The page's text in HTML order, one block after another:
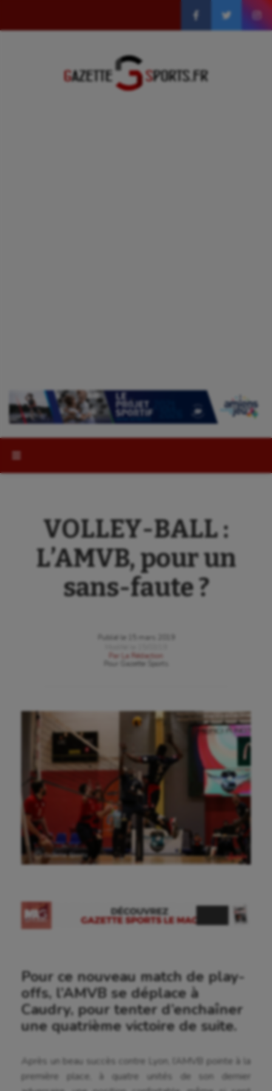
VOLLEY-BALL :
L’AMVB, pour un
sans-faute ?
Publié le
15 mars 2019
Par
La Rédaction
Gazette Sports
Ⓒ Gazette Sports
Pour ce nouveau match de play-
offs, l’AMVB se déplace à
Caudry, pour tenter d’enchaîner
une quatrième victoire de suite.
Après un beau succès contre Lyon, l’AMVB pointe à la
première place, à quatre unités de son dernier